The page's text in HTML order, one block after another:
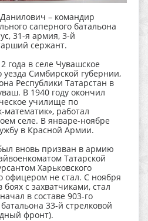
– командир
саперного батальона
31-я армия, 3-й
сержант.
года в селе Чувашское
уезда Симбирской губернии,
Республики Татарстан в
В 1940 году окончил
училище по
работал
селе. В январе-ноябре
в Красной Армии.
вновь призван в армию
Татарской
Харьковского
офицером не стал. С ноября
боях с захватчиками, стал
в составе 903-го
33-й стрелковой
фронт).